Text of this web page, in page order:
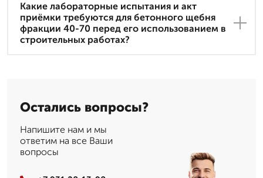
Какие лабораторные испытания и акт
приёмки требуются для бетонного щебня
фракции 40-70 перед его использованием в
строительных работах?
Остались вопросы?
Напишите нам и мы
ответим на все Ваши
вопросы